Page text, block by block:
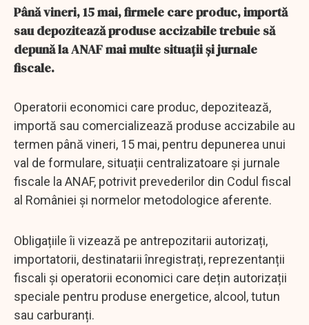
Până vineri, 15 mai, firmele care produc, importă
sau depozitează produse accizabile trebuie să
depună la ANAF mai multe situații și jurnale
fiscale.
Operatorii economici care produc, depozitează,
importă sau comercializează produse accizabile au
termen până vineri, 15 mai, pentru depunerea unui
val de formulare, situații centralizatoare și jurnale
fiscale la ANAF, potrivit prevederilor din Codul fiscal
al României și normelor metodologice aferente.
Obligațiile îi vizează pe antrepozitarii autorizați,
importatorii, destinatarii înregistrați, reprezentanții
fiscali și operatorii economici care dețin autorizații
speciale pentru produse energetice, alcool, tutun
sau carburanți.